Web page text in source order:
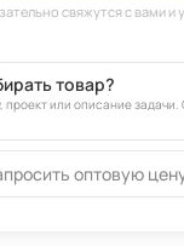
товар?
проект или описание
оптовую